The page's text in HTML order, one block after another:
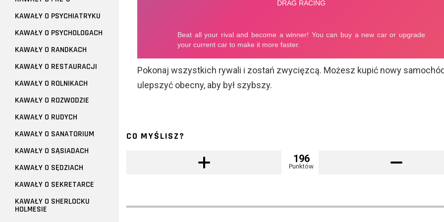
Pokonaj wszystkich rywali i zostań zwycięzcą. Możesz kupić nowy
ulepszyć obecny, aby był szybszy.
CO MYŚLISZ?
196
Punktów
KAWAŁY O PSYCHIATRYKU
KAWAŁY O PSYCHOLOGACH
KAWAŁY O RANDKACH
KAWAŁY O RESTAURACJI
KAWAŁY O ROLNIKACH
KAWAŁY O ROZWODZIE
KAWAŁY O RUDYCH
KAWAŁY O SANATORIUM
KAWAŁY O SĄSIADACH
KAWAŁY O SĘDZIACH
KAWAŁY O SEKRETARCE
KAWAŁY O SHERLOCKU
HOLMESIE